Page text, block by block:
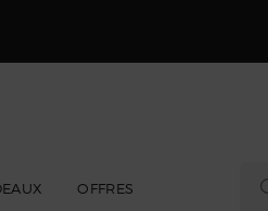
OFFRES